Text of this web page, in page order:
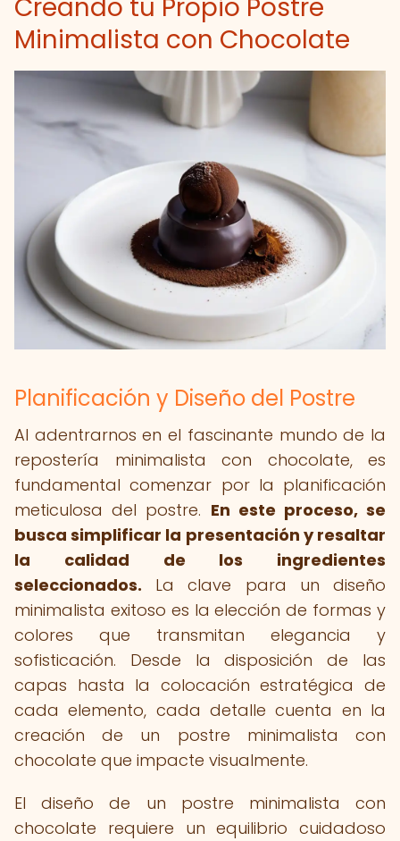
Creando tu Propio Postre
Minimalista con Chocolate
Planificación y Diseño del Postre
Al adentrarnos en el fascinante mundo de la
repostería minimalista con chocolate, es
fundamental comenzar por la planificación
meticulosa del postre. En este proceso, se
busca simplificar la presentación y resaltar
la calidad de los ingredientes
seleccionados. La clave para un diseño
minimalista exitoso es la elección de formas y
colores que transmitan elegancia y
sofisticación. Desde la disposición de las
capas hasta la colocación estratégica de
cada elemento, cada detalle cuenta en la
creación de un postre minimalista con
chocolate que impacte visualmente.
El diseño de un postre minimalista con
chocolate requiere un equilibrio cuidadoso